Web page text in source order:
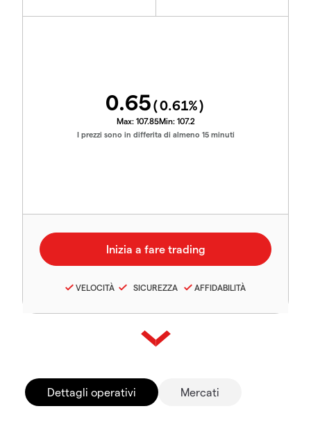
0.65(0.61%)
Max: 107.85Min: 107.2
I prezzi sono in differita di almeno 15 minuti
VELOCITÀ SICUREZZA AFFIDABILITÀ
Dettagli operativi Mercati